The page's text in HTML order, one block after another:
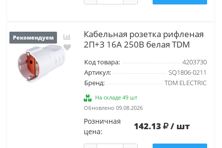
Рекомендуем
Кабельная розетка рифленая
2П+З 16А 250B белая TDM
Код товара:
4203730
Артикул:
SQ1806-0211
Бренд:
TDM ELECTRIC
На складе 49 шт
Обновлено 09.08.2026
Розничная
цена:
142.13 / шт